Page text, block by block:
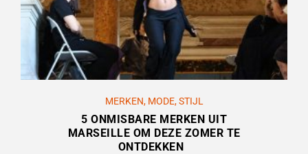
MERKEN, MODE,STIJL
5 ONMISBARE MERKEN UIT
MARSEILLE OM DEZE ZOMER TE
ONTDEKKEN